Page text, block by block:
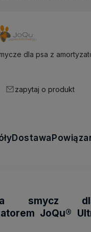
dla psa z
zapytaj o produkt
Dostawa
smycz
JoQu®